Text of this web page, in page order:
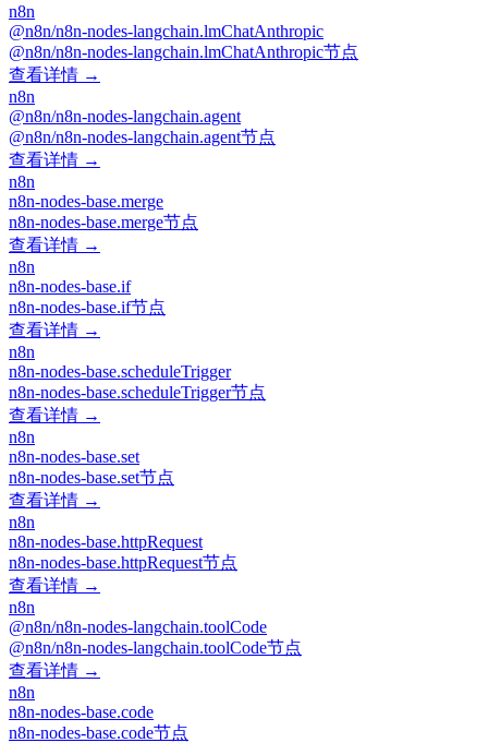
n8n
@n8n/n8n-nodes-langchain.lmChatAnthropic
@n8n/n8n-nodes-langchain.lmChatAnthropic节点
查看详情 →
n8n
@n8n/n8n-nodes-langchain.agent
@n8n/n8n-nodes-langchain.agent节点
查看详情 →
n8n
n8n-nodes-base.merge
n8n-nodes-base.merge节点
查看详情 →
n8n
n8n-nodes-base.if
n8n-nodes-base.if节点
查看详情 →
n8n
n8n-nodes-base.scheduleTrigger
n8n-nodes-base.scheduleTrigger节点
查看详情 →
n8n
n8n-nodes-base.set
n8n-nodes-base.set节点
查看详情 →
n8n
n8n-nodes-base.httpRequest
n8n-nodes-base.httpRequest节点
查看详情 →
n8n
@n8n/n8n-nodes-langchain.toolCode
@n8n/n8n-nodes-langchain.toolCode节点
查看详情 →
n8n
n8n-nodes-base.code
n8n-nodes-base.code节点